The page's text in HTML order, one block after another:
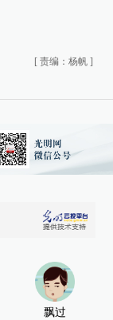
[ 责编：杨帆 ]
飘过